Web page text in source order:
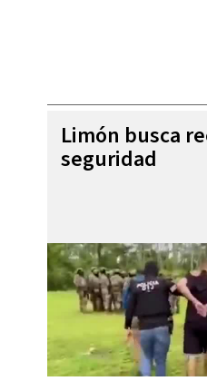
Limón busca
seguridad